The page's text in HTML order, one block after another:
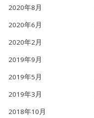
2020年8月
2020年6月
2020年2月
2019年9月
2019年5月
2019年3月
2018年10月